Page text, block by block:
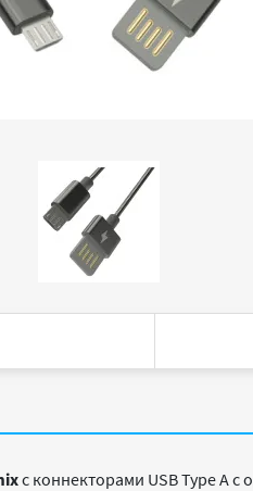
с коннекторами USB Type A